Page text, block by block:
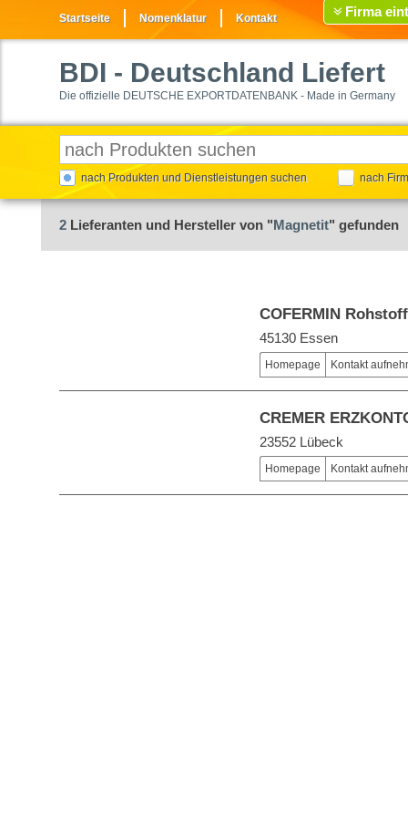
Startseite Nomenklatur Kontakt Firma
BDI - Deutschland Liefert
Die offizielle DEUTSCHE EXPORTDATENBANK - Made in Germany
nach Produkten und Dienstleistungen suchen nach
2 Lieferanten und Hersteller von "Magnetit" gefunden
COFERMIN
45130 Essen
Homepage Kontakt
CREMER
23552 Lübeck
Homepage Kontakt